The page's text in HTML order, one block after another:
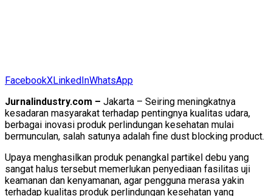
FacebookXLinkedInWhatsApp
Jurnalindustry.com – Jakarta – Seiring meningkatnya
kesadaran masyarakat terhadap pentingnya kualitas udara,
berbagai inovasi produk perlindungan kesehatan mulai
bermunculan, salah satunya adalah fine dust blocking product.
Upaya menghasilkan produk penangkal partikel debu yang
sangat halus tersebut memerlukan penyediaan fasilitas uji
keamanan dan kenyamanan, agar pengguna merasa yakin
terhadap kualitas produk perlindungan kesehatan yang